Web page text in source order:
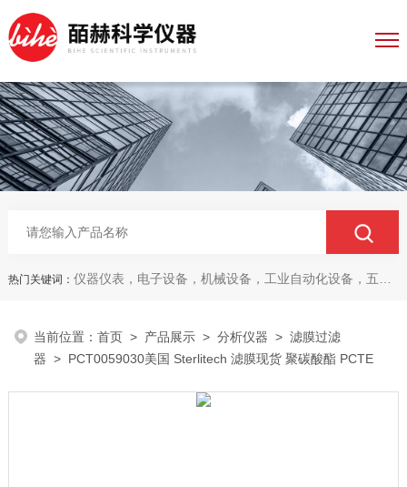
热门关键词： 仪器仪表，电子设备，机械设备，工业自动化设备，五金产品，电线电缆，金属材料，电子
当前位置：首页 > 产品展示 >分析仪器 >滤膜过滤
器 > PCT0059030美国 Sterlitech 滤膜现货 聚碳酸酯 PCTE